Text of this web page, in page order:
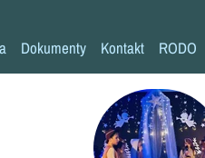
Dokumenty
Statut
Plan pracy
Wymagania
Kontakt RODO